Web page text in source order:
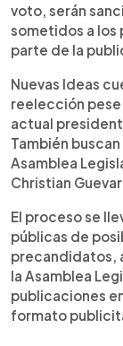
voto, serán
sometidos a los
parte de la
Nuevas Ideas
reelección pese
actual
También
Asamblea
Christian
El proceso se
públicas de
precandidatos,
la Asamblea
publicaciones
formato